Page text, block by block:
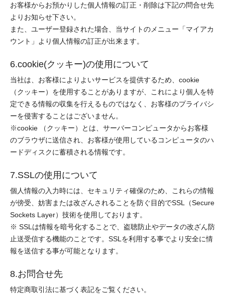
お客様からお預かりした個人情報の訂正・削除は下記の問合せ先
よりお知らせ下さい。
また、ユーザー登録された場合、当サイトのメニュー「マイアカ
ウント」より個人情報の訂正が出来ます。
6.cookie(クッキー)の使用について
当社は、お客様によりよいサービスを提供するため、cookie
（クッキー）を使用することがありますが、これにより個人を特
定できる情報の収集を行えるものではなく、お客様のプライバシ
ーを侵害することはございません。
※cookie （クッキー）とは、サーバーコンピュータからお客様
のブラウザに送信され、お客様が使用しているコンピュータのハ
ードディスクに蓄積される情報です。
7.SSLの使用について
個人情報の入力時には、セキュリティ確保のため、これらの情報
が傍受、妨害または改ざんされることを防ぐ目的でSSL（Secure
Sockets Layer）技術を使用しております。
※ SSLは情報を暗号化することで、盗聴防止やデータの改ざん防
止送受信する機能のことです。SSLを利用する事でより安全に情
報を送信する事が可能となります。
8.お問合せ先
特定商取引法に基づく表記をご覧ください。